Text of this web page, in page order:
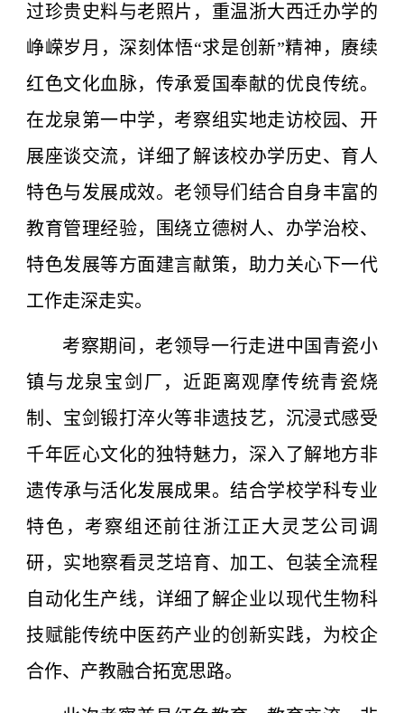
过珍贵史料与老照片，重温浙大西迁办学的
峥嵘岁月，深刻体悟“求是创新”精神，赓续
红色文化血脉，传承爱国奉献的优良传统。
在龙泉第一中学，考察组实地走访校园、开
展座谈交流，详细了解该校办学历史、育人
特色与发展成效。老领导们结合自身丰富的
教育管理经验，围绕立德树人、办学治校、
特色发展等方面建言献策，助力关心下一代
工作走深走实。
考察期间，老领导一行走进中国青瓷小
镇与龙泉宝剑厂，近距离观摩传统青瓷烧
制、宝剑锻打淬火等非遗技艺，沉浸式感受
千年匠心文化的独特魅力，深入了解地方非
遗传承与活化发展成果。结合学校学科专业
特色，考察组还前往浙江正大灵芝公司调
研，实地察看灵芝培育、加工、包装全流程
自动化生产线，详细了解企业以现代生物科
技赋能传统中医药产业的创新实践，为校企
合作、产教融合拓宽思路。